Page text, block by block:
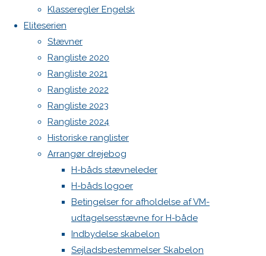
Klasseregler Engelsk
Eliteserien
Stævner
Rangliste 2020
Rangliste 2021
Rangliste 2022
Rangliste 2023
Rangliste 2024
Historiske ranglister
Arrangør drejebog
H-båds stævneleder
H-båds logoer
Betingelser for afholdelse af VM-
udtagelsesstævne for H-både
Indbydelse skabelon
Sejladsbestemmelser Skabelon
image
Next
image
Skriv
et
svar
Din e-
mailadresse
vil ikke
WordPress.org